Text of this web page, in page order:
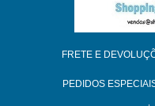
FRETE E
PEDIDOS